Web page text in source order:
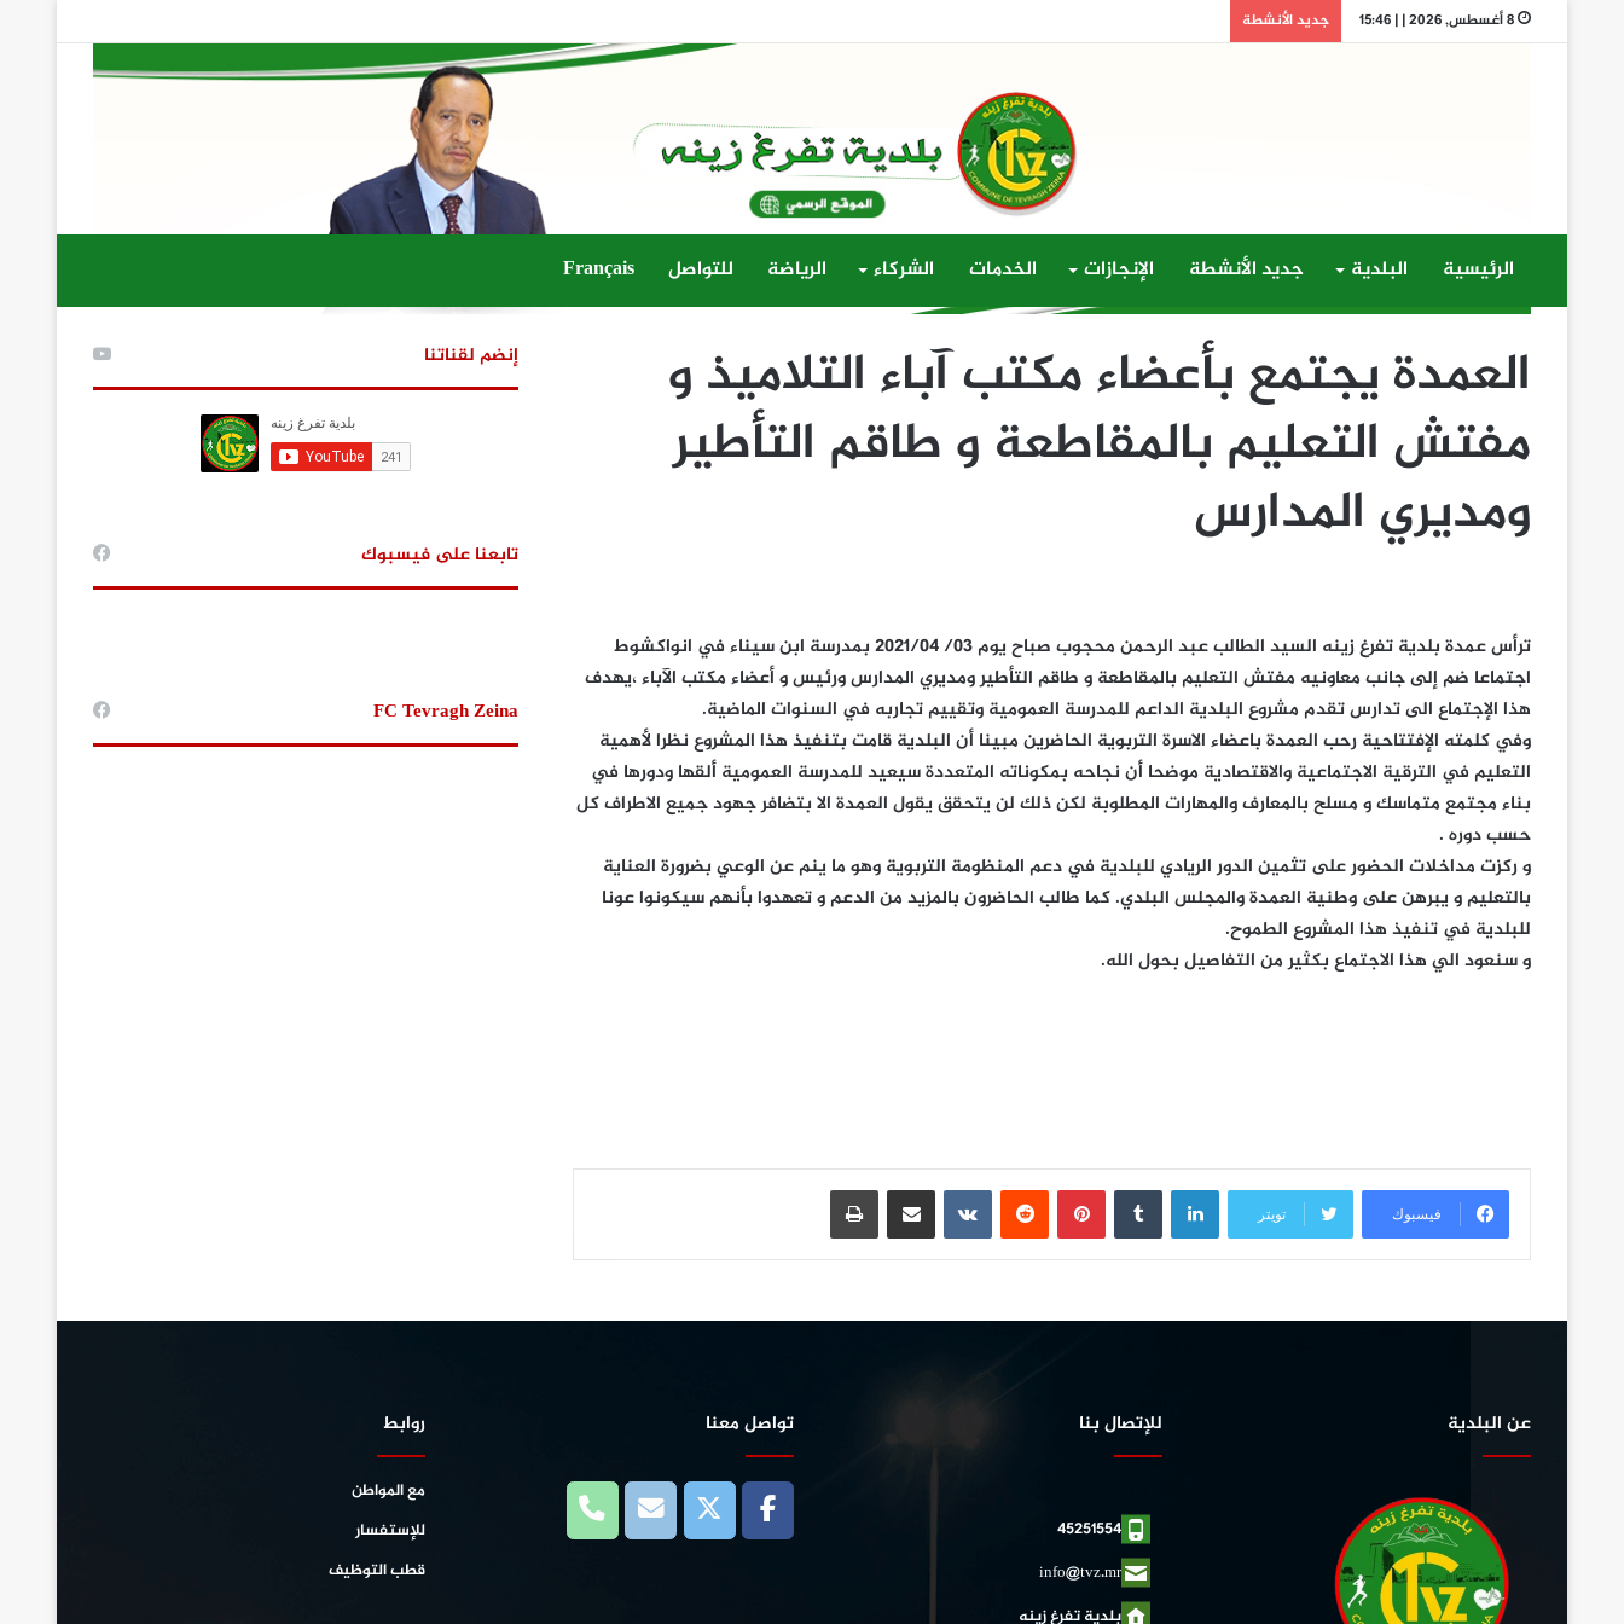
جديد الأنشطة
الرئيسية البلدية جديد الأنشطة الإنجازات الخدمات الشركاء الرياضة للتواصل Français
العمدة يجتمع بأعضاء مكتب آباء التلاميذ و
مفتش التعليم بالمقاطعة و طاقم التأطير
ومديري المدارس
ترأس عمدة بلدية تفرغ زينه السيد الطالب عبد الرحمن محجوب صباح يوم 03/ 2021/04 بمدرسة ابن سيناء في انواكشوط
اجتماعا ضم إلى جانب معاونيه مفتش التعليم بالمقاطعة و طاقم التأطير ومديري المدارس ورئيس و أعضاء مكتب الآباء ،يهدف
هذا الإجتماع الى تدارس تقدم مشروع البلدية الداعم للمدرسة العمومية وتقييم تجاربه في السنوات الماضية.
وفي كلمته الإفتتاحية رحب العمدة باعضاء الاسرة التربوية الحاضرين مبينا أن البلدية قامت بتنفيذ هذا المشروع نظرا لأهمية
التعليم في الترقية الاجتماعية والاقتصادية موضحا أن نجاحه بمكوناته المتعددة سيعيد للمدرسة العمومية ألقها ودورها في
بناء مجتمع متماسك و مسلح بالمعارف والمهارات المطلوبة لكن ذلك لن يتحقق يقول العمدة الا بتضافر جهود جميع الاطراف كل
حسب دوره .
و ركزت مداخلات الحضور على تثمين الدور الريادي للبلدية في دعم المنظومة التربوية وهو ما ينم عن الوعي بضرورة العناية
بالتعليم و يبرهن على وطنية العمدة والمجلس البلدي. كما طالب الحاضرون بالمزيد من الدعم و تعهدوا بأنهم سيكونوا عونا
للبلدية في تنفيذ هذا المشروع الطموح.
و سنعود الي هذا الاجتماع بكثير من التفاصيل بحول الله.
فيسبوك تويتر
لينكدإن بينتيريست مشاركة عبر البريد طباعة
إنضم لقناتنا
تابعنا على فيسبوك
FC Tevragh Zeina
عن البلدية للإتصال بنا
45251554
info@tvz.mr
بلدية تفرغ زينه
تواصل معنا روابط
مع المواطن
للإستفسار
قطب التوظيف